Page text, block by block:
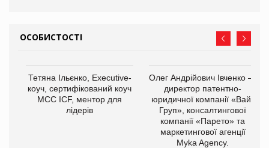
ОСОБИСТОСТІ
Тетяна Ільєнко, Executive-
коуч, сертифікований коуч
МСС ICF, ментор для
лідерів
Олег Андрійович Івченко —
директор патентно-
юридичної компанії «Вайз
Груп», консалтингової
компанії «Парето» та
маркетингової агенції
Myka Agency.